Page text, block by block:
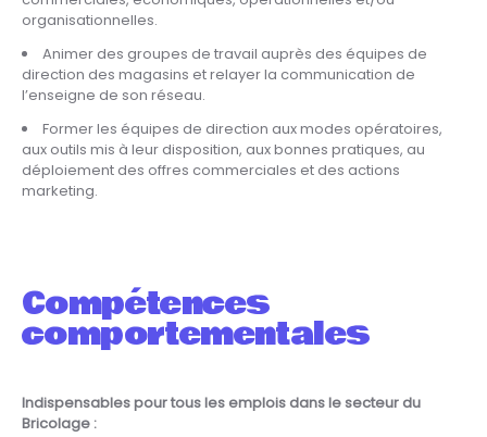
organisationnelles.
Animer des groupes de travail auprès des équipes de
direction des magasins et relayer la communication de
l’enseigne de son réseau.
Former les équipes de direction aux modes opératoires,
aux outils mis à leur disposition, aux bonnes pratiques, au
déploiement des offres commerciales et des actions
marketing.
Compétences
comportementales
Indispensables pour tous les emplois dans le secteur du
Bricolage :